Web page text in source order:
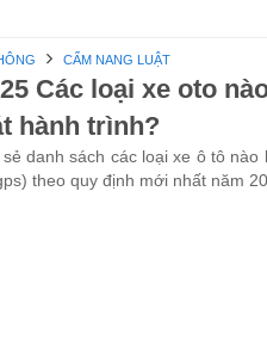
CẨM NANG LUẬT
Các loại xe oto
hành trình?
sẻ danh sách các loại xe ô tô
theo quy định mới nhất năm